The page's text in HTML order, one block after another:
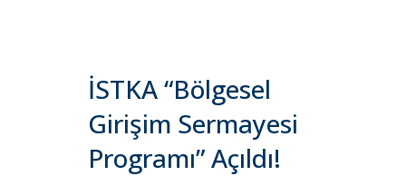
İSTKA “Bölgesel
Girişim Sermayesi
Programı” Açıldı!